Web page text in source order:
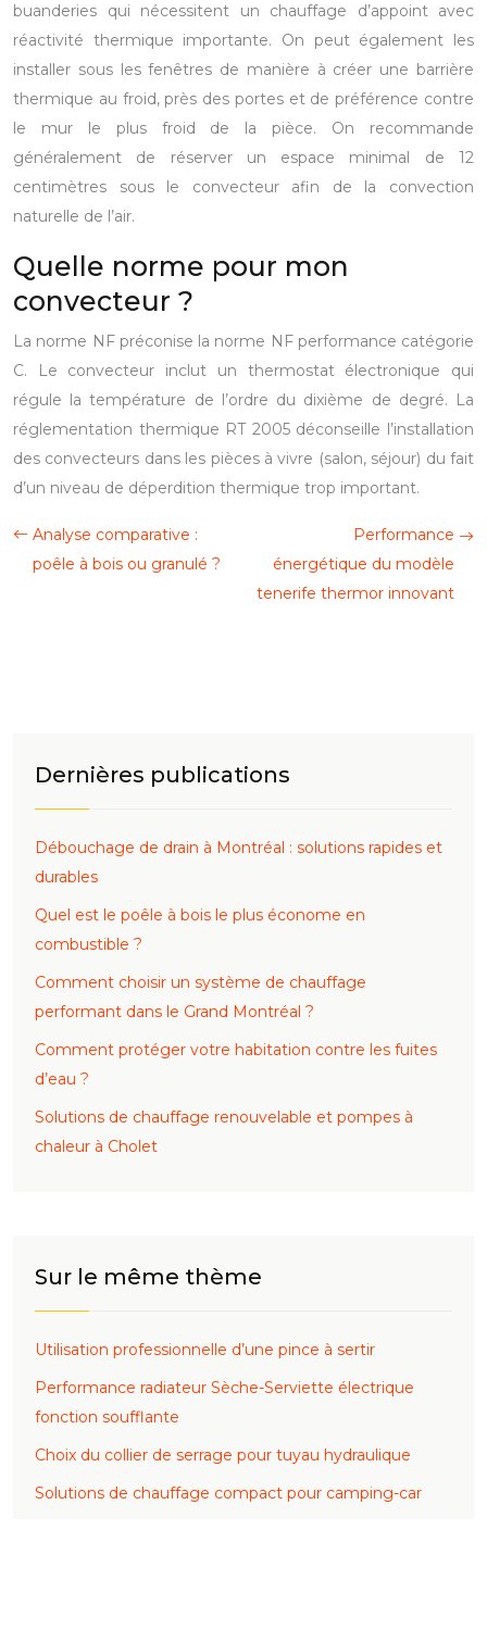
buanderies qui nécessitent un chauffage d’appoint avec
réactivité thermique importante. On peut également les
installer sous les fenêtres de manière à créer une barrière
thermique au froid, près des portes et de préférence contre
le mur le plus froid de la pièce. On recommande
généralement de réserver un espace minimal de 12
centimètres sous le convecteur afin de la convection
naturelle de l’air.
Quelle norme pour mon
convecteur ?
La norme NF préconise la norme NF performance catégorie
C. Le convecteur inclut un thermostat électronique qui
régule la température de l’ordre du dixième de degré. La
réglementation thermique RT 2005 déconseille l’installation
des convecteurs dans les pièces à vivre (salon, séjour) du fait
d’un niveau de déperdition thermique trop important.
Analyse comparative :
poêle à bois ou granulé ?
Performance
énergétique du modèle
tenerife thermor innovant
Dernières publications
Débouchage de drain à Montréal : solutions rapides et
durables
Quel est le poêle à bois le plus économe en
combustible ?
Comment choisir un système de chauffage
performant dans le Grand Montréal ?
Comment protéger votre habitation contre les fuites
d’eau ?
Solutions de chauffage renouvelable et pompes à
chaleur à Cholet
Sur le même thème
Utilisation professionnelle d’une pince à sertir
Performance radiateur Sèche-Serviette électrique
fonction soufflante
Choix du collier de serrage pour tuyau hydraulique
Solutions de chauffage compact pour camping-car